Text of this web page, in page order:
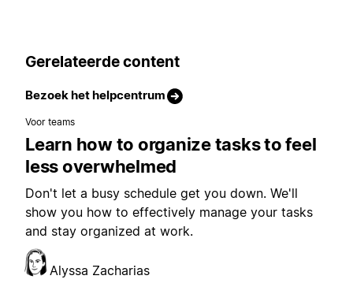
Gerelateerde content
Bezoek het helpcentrum
Voor teams
Learn how to organize tasks to feel
less overwhelmed
Don't let a busy schedule get you down. We'll
show you how to effectively manage your tasks
and stay organized at work.
Alyssa Zacharias